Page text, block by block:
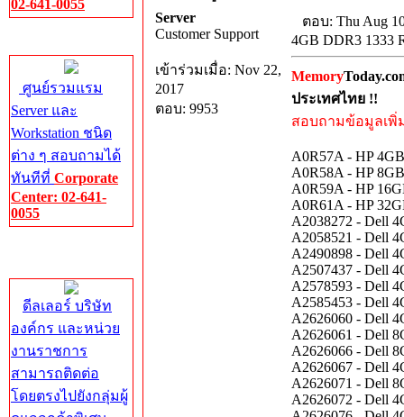
02-641-0055
ศูนย์รวมแรม
Server และ
Workstation ชนิด
ต่าง ๆ สอบถามได้
ทันทีที่ Corporate
Center: 02-641-
0055
ดีลเลอร์ บริษัท
องค์กร และหน่วย
งานราชการ
สามารถติดต่อ
โดยตรงไปยังกลุ่มผู้
Server
Customer Support
เข้าร่วมเมื่อ: Nov 22,
2017
ตอบ: 9953
ตอบ: Thu Aug
4GB DDR3 1333
Memory
ประเทศไทย !!
สอบถามข้อมูลเพิ่
A0R57A - HP
A0R58A - HP
A0R59A - HP
A0R61A - HP
A2038272 - Dell
A2058521 - Dell
A2490898 - Dell
A2507437 - Dell
A2578593 - Dell
A2585453 - Dell
A2626060 - Dell
A2626061 - Dell
A2626066 - Dell
A2626067 - Dell
A2626071 - Dell
A2626072 - Dell